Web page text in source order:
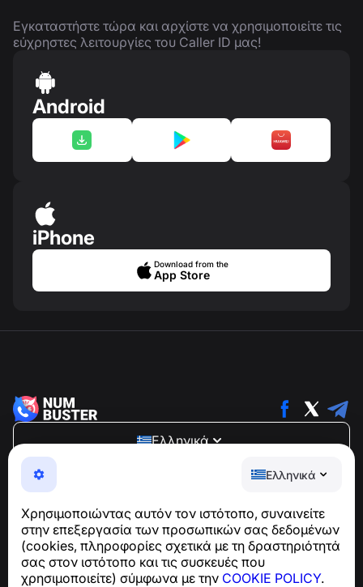
Ελληνικά
Χρησιμοποιώντας αυτόν τον ιστότοπο, συναινείτε
στην επεξεργασία των προσωπικών σας δεδομένων
(cookies, πληροφορίες σχετικά με τη δραστηριότητά
σας στον ιστότοπο και τις συσκευές που
χρησιμοποιείτε) σύμφωνα με την COOKIE POLICY.
Εγκαταστήστε τώρα και αρχίστε να χρησιμοποιείτε τις
εύχρηστες λειτουργίες του Caller ID μας!
Android
iPhone
Download from the
App Store
Ελληνικά
NumBuster © 2013—2026 ·
support@numbuster.com
Μια εύχρηστη εφαρμογή που σας προστατεύει από
Για ερωτήσεις σχετικά με τη συμμόρφωση με το GDPR:
support@numbuster.com